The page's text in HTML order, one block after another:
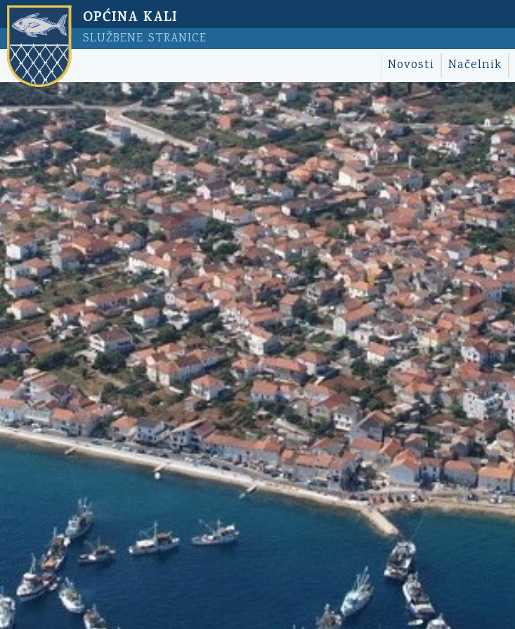
OPĆINA KALI
SLUŽBENE STRANICE
Novosti Načelnik